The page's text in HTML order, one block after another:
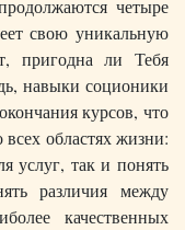
четыре
свою уникальную
пригодна ли Тебя
навыки соционики
курсов, что
областях жизни:
услуг, так и понять
различия между
качественных